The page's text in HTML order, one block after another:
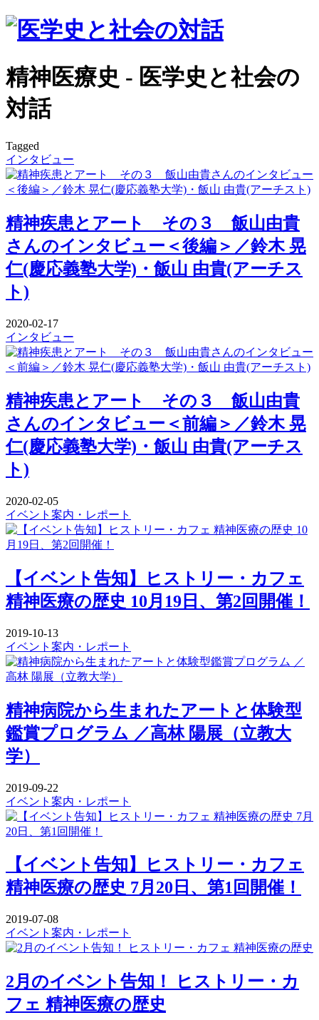
精神医療史 - 医学史と社会の
対話
Tagged
インタビュー
精神疾患とアート その３ 飯山由貴
さんのインタビュー＜後編＞／鈴木 晃
仁(慶応義塾大学)・飯山 由貴(アーチス
ト)
2020-02-17
インタビュー
精神疾患とアート その３ 飯山由貴
さんのインタビュー＜前編＞／鈴木 晃
仁(慶応義塾大学)・飯山 由貴(アーチス
ト)
2020-02-05
イベント案内・レポート
【イベント告知】ヒストリー・カフェ
精神医療の歴史 10月19日、第2回開催！
2019-10-13
イベント案内・レポート
精神病院から生まれたアートと体験型
鑑賞プログラム ／高林 陽展（立教大
学）
2019-09-22
イベント案内・レポート
【イベント告知】ヒストリー・カフェ
精神医療の歴史 7月20日、第1回開催！
2019-07-08
イベント案内・レポート
2月のイベント告知！ ヒストリー・カ
フェ 精神医療の歴史